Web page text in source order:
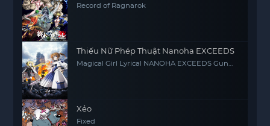
Record of Ragnarok
Thiếu Nữ Phép Thuật Nanoha EXCEEDS
Magical Girl Lyrical NANOHA EXCEEDS Gun
Xẻo
Fixed